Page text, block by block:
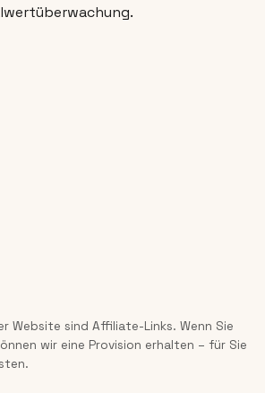
Website sind Affiliate-Links. Wenn Sie
wir eine Provision erhalten – für Sie